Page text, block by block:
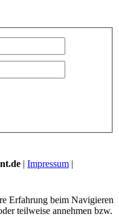
| Impressum |
Erfahrung beim Navigieren
teilweise annehmen bzw.